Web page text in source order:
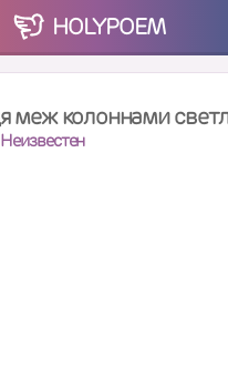
HOLYPOEM
Неизвестен